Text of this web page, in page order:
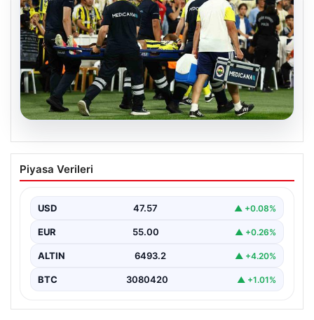
05.08.2026
Fenerbahçe’de Sturm Graz maçında
Oosterwolde’den kahreden haber!
Piyasa Verileri
USD 47.57 ▲ +0.08%
EUR 55.00 ▲ +0.26%
ALTIN 6493.2 ▲ +4.20%
BTC 3080420 ▲ +1.01%